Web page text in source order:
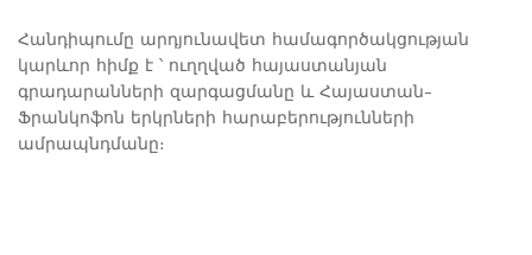
Հանդիպումը արդյունավետ համագործակցության
կարևոր հիմք է ՝ ուղղված հայաստանյան
գրադարանների զարգացմանը և Հայաստան-
Ֆրանկոֆոն երկրների հարաբերությունների
ամրապնդմանը։